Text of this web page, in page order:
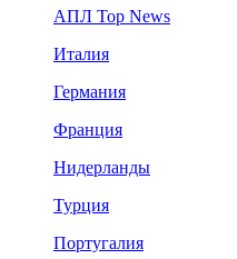
АПЛ Top News
Италия
Германия
Франция
Нидерланды
Турция
Португалия